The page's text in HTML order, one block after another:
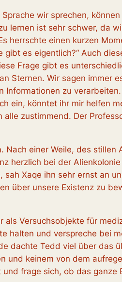
Sprache wir sprechen,
lernen ist sehr schwer, da
herrschte einen kurzen
gibt es eigentlich?“ Auch
Frage gibt es
Sternen. Wir sagen immer
Informationen zu
ein, könntet ihr mir helfen
zustimmend. Der
Nach einer Weile, des
herzlich bei der
sah Xaqe ihn sehr ernst an
über unsere Existenz zu
als Versuchsobjekte für
halten und verspreche bei
dachte Tedd viel über das
und keinem von dem
frage sich, ob das ganze